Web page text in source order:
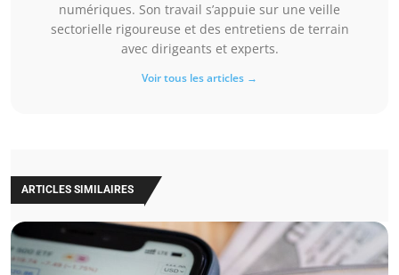
numériques. Son travail s’appuie sur une veille
sectorielle rigoureuse et des entretiens de terrain
avec dirigeants et experts.
Voir tous les articles →
ARTICLES SIMILAIRES